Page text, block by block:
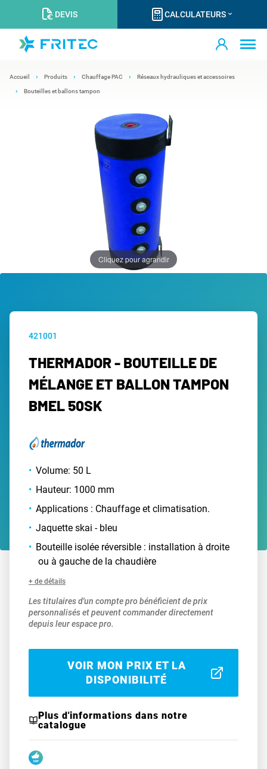
DEVIS CALCULATEURS
Accueil Produits Chauffage PAC Réseaux hydrauliques et accessoires
Bouteilles et ballons tampon
Cliquez pour agrandir
421001
THERMADOR - BOUTEILLE DE
MÉLANGE ET BALLON TAMPON
BMEL 50SK
Volume: 50 L
Hauteur: 1000 mm
Applications : Chauffage et climatisation.
Jaquette skai - bleu
Bouteille isolée réversible : installation à droite
ou à gauche de la chaudière
+ de détails
Les titulaires d'un compte pro bénéficient de prix
personnalisés et peuvent commander directement
depuis leur espace pro.
VOIR MON PRIX ET LA
DISPONIBILITÉ
Plus d'informations dans notre
catalogue